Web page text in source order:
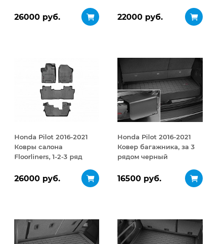
26000 руб. 22000 руб.
Honda Pilot 2016-2021
Ковры салона
Floorliners, 1-2-3 ряд
26000 руб.
Honda Pilot 2016-2021
Ковер багажника, за 3
рядом черный
16500 руб.